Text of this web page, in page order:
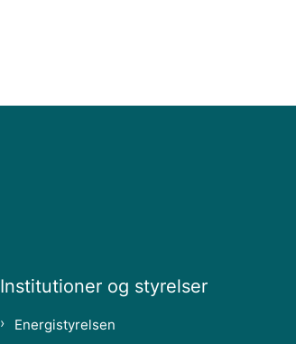
Institutioner og styrelser
Energistyrelsen